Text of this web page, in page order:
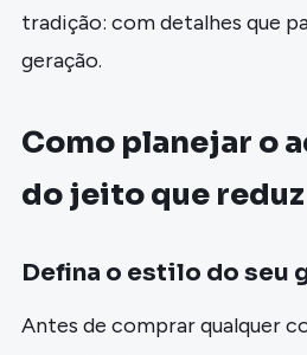
tradição: com detalhes que
geração.
Como planejar o
do jeito que
Defina o estilo do seu
Antes de comprar qualquer